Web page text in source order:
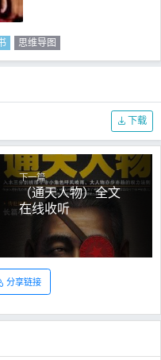
思维导图
下载
下一篇
（通天人物）全文
在线收听
分享链接